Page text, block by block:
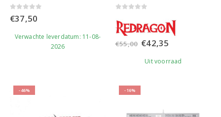
0out of 5
€37,50
Verwachte leverdatum: 11-08-
2026
€55,00 Oorspronkelijke
prijs
was:
€55,00.
€42,35
is:
€42,35.
Uit voorraad
-46% -16%